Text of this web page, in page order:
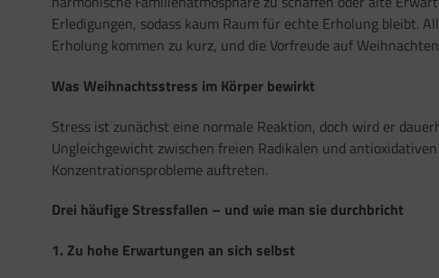
Erledigungen, sodass kaum Raum für echte Erholung bleibt.
Erholung kommen zu kurz, und die Vorfreude auf
Was Weihnachtsstress im Körper bewirkt
Stress ist zunächst eine normale Reaktion, doch wird er
Ungleichgewicht zwischen freien Radikalen und
Konzentrationsprobleme auftreten.
Drei häufige Stressfallen – und wie man sie durchbricht
1. Zu hohe Erwartungen an sich selbst